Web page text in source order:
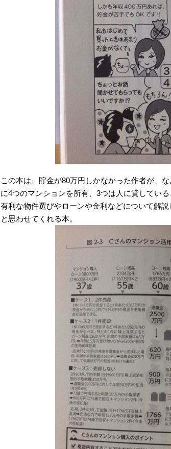
この本は、貯金が80万円しかなかった作者が、
に4つのマンションを所有、3つは人に貸している
有利な物件選びやローンや金利などについて解
と思わせてくれる本。